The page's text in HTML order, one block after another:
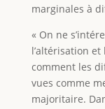
marginales à
« On ne
l’altérisation et
comment les
vues comme
majoritaire.